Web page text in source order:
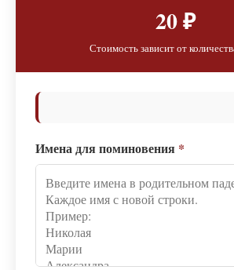
20 ₽
Стоимость зависит от
Имена для поминовения *